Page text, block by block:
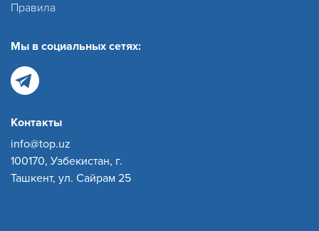
Правила
Мы в социальных сетях:
Контакты
info@top.uz
100170, Узбекистан, г.
Ташкент, ул. Сайрам 25